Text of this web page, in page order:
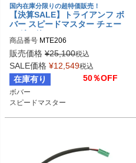
国内在庫分限りの超特価販売！
【決算SALE】トライアンフ ボ
バー スピードマスター チェー
ンガード "CUTLASS" Motone
商品番号 MTE206
販売価格 ¥25,100税込
SALE価格 ¥12,549税込
在庫有り 50％OFF
ボバー
スピードマスター